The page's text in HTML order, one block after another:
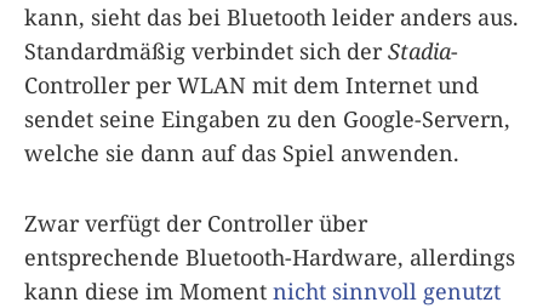
kann, sieht das bei Bluetooth leider anders aus.
Standardmäßig verbindet sich derStadia-
Controller per WLAN mit dem Internet und
sendet seine Eingaben zu den Google-Servern,
welche sie dann auf das Spiel anwenden.
Zwar verfügt der Controller über
entsprechende Bluetooth-Hardware, allerdings
kann diese im Moment nicht sinnvoll genutzt